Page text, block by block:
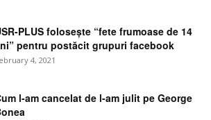
PLUS folosește “fete frumoase de 14
pentru postăcit grupuri facebook
4, 2021
l-am cancelat de l-am julit pe George